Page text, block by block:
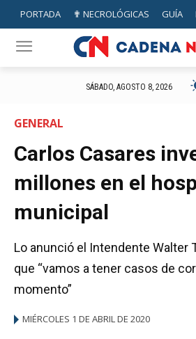
PORTADA ✟ NECROLÓGICAS GUÍA
SÁBADO, AGOSTO 8, 2026
GENERAL
Carlos Casares
millones en el
municipal
Lo anunció el Intendente Walter
que “vamos a tener casos de
momento”
MIÉRCOLES 1 DE ABRIL DE 2020